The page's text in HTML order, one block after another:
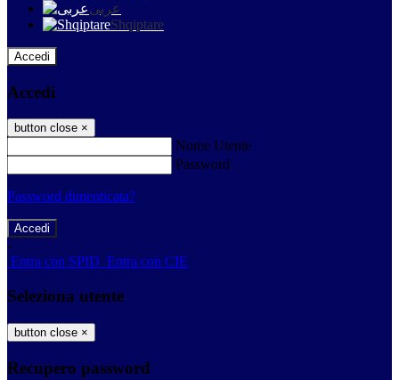
عربى
Shqiptare
Accedi
Accedi
button close ×
Nome Utente
Password
Password dimenticata?
-
Entra con SPID Entra con CIE
Seleziona utente
button close ×
Recupero password